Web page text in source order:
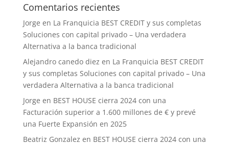
Comentarios recientes
Jorge en La Franquicia BEST CREDIT y sus completas
Soluciones con capital privado – Una verdadera
Alternativa a la banca tradicional
Alejandro canedo diez en La Franquicia BEST CREDIT
y sus completas Soluciones con capital privado – Una
verdadera Alternativa a la banca tradicional
Jorge en BEST HOUSE cierra 2024 con una
Facturación superior a 1.600 millones de € y prevé
una Fuerte Expansión en 2025
Beatriz Gonzalez en BEST HOUSE cierra 2024 con una